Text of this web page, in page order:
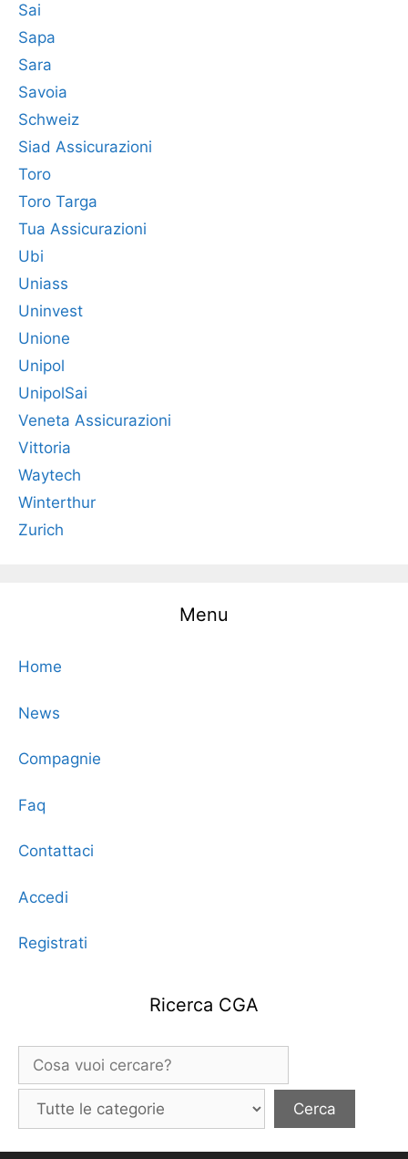
Sai
Sapa
Sara
Savoia
Schweiz
Siad Assicurazioni
Toro
Toro Targa
Tua Assicurazioni
Ubi
Uniass
Uninvest
Unione
Unipol
UnipolSai
Veneta Assicurazioni
Vittoria
Waytech
Winterthur
Zurich
Menu
Home
News
Compagnie
Faq
Contattaci
Accedi
Registrati
Ricerca CGA